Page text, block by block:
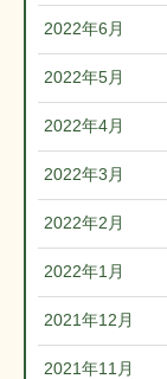
2022年6月
2022年5月
2022年4月
2022年3月
2022年2月
2022年1月
2021年12月
2021年11月